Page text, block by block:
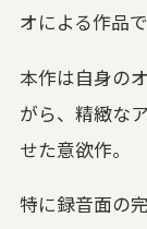
ノ調律｜ブラウザで精
TEAM
LUT 33 本｜ブラウザで
オによる作品で
本作は自身の
がら、精緻な
せた意欲作。
特に録音面の